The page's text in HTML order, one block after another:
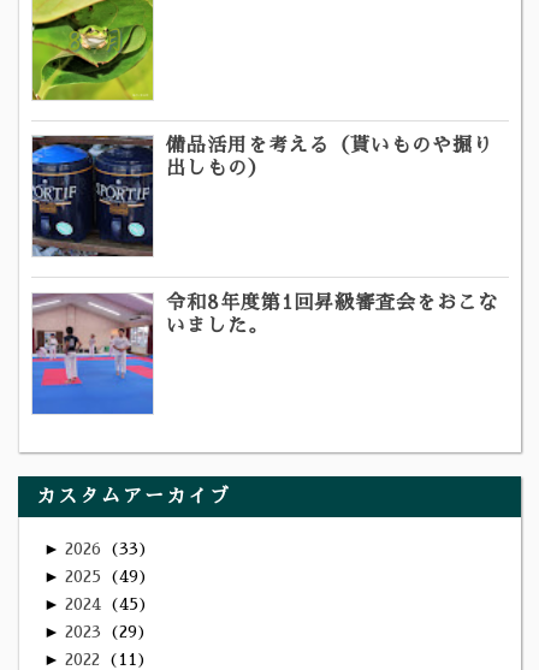
備品活用を考える（貰いものや掘り
出しもの）
令和8年度第1回昇級審査会をおこな
いました。
カスタムアーカイブ
► 2026 33
► 2025 49
► 2024 45
► 2023 29
► 2022 11